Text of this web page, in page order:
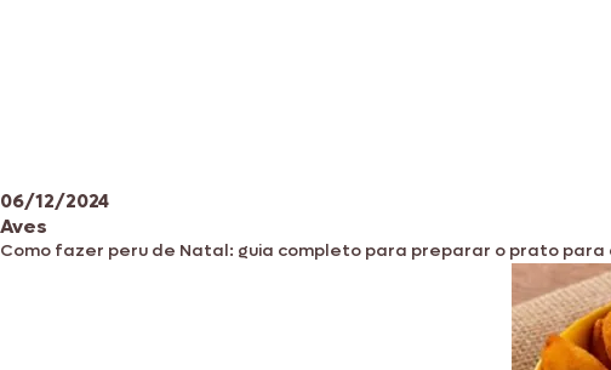
06/12/2024
Aves
Como fazer peru de Natal: guia completo para preparar o prato para